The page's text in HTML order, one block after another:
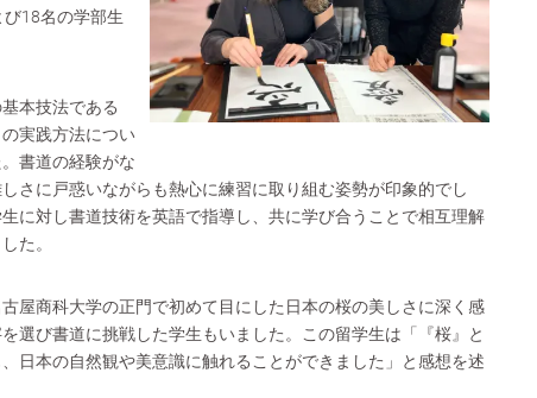
18名の学部生
本技法である
の実践方法につい
書道の経験がな
さに戸惑いながらも熱心に練習に取り組む姿勢が印象的でし
に対し書道技術を英語で指導し、共に学び合うことで相互理解
た。
屋商科大学の正門で初めて目にした日本の桜の美しさに深く感
選び書道に挑戦した学生もいました。この留学生は「『桜』と
日本の自然観や美意識に触れることができました」と感想を述